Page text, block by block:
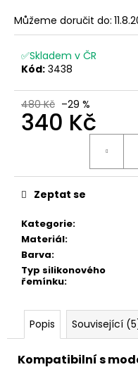
Můžeme doručit do:
✅Skladem v ČR
Kód: 3438
480 Kč –29 %
340 Kč
Kategorie:
Materiál:
Barva:
Typ silikonového
řemínku:
Zeptat se
Popis Související
Kompatibilní s